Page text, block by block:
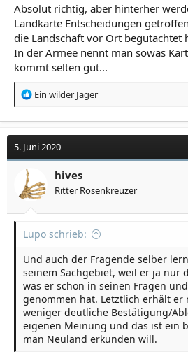
Absolut richtig, aber hinterher
Landkarte Entscheidungen
die Landschaft vor Ort begutachtet
In der Armee nennt man sowas
kommt selten gut...
R
a
t
i
n
e
Ein wilder Jäger
5. Juni 2020
hives
Ritter Rosenkreuzer
Lupo schrieb:
Und auch der Fragende selber
seinem Sachgebiet, weil er ja nur
was er schon in seinen Fragen
genommen hat. Letztlich erhält
weniger deutliche Bestätigung/
eigenen Meinung und das ist ein
man Neuland erkunden will.